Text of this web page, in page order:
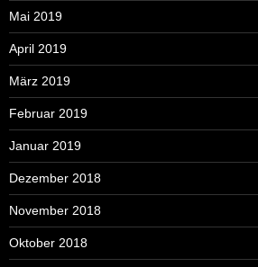
Mai 2019
April 2019
März 2019
Februar 2019
Januar 2019
Dezember 2018
November 2018
Oktober 2018